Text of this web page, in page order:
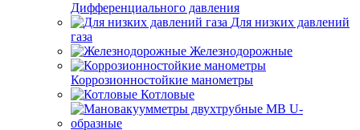
Дифференциального давления
Для низких давлений
газа
Железнодорожные
Коррозионностойкие манометры
Котловые